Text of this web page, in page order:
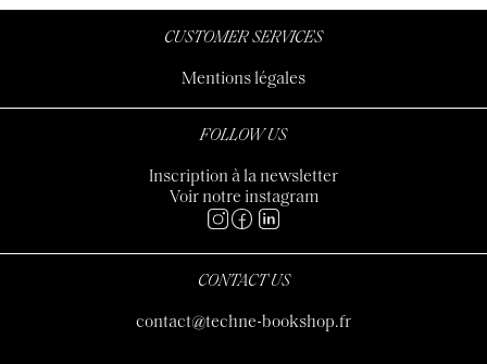
CUSTOMER SERVICES
Mentions légales
FOLLOW US
Inscription à la newsletter
Voir notre instagram
CONTACT US
contact@techne-bookshop.fr